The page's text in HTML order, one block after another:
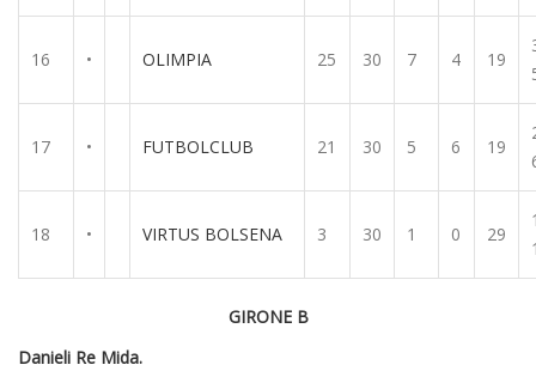
16 • OLIMPIA 25 30 7 4 19
17 • FUTBOLCLUB 21 30 5 6 19
18 • VIRTUS BOLSENA 3 30 1 0 29
GIRONE B
Danieli Re Mida.